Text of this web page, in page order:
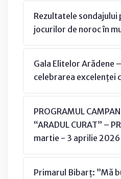
Rezultatele
jocurilor de noroc în
Gala Elitelor Arădene
celebrarea excelenței
PROGRAMUL
“ARADUL CURAT” –
martie - 3 aprilie 2026
Primarul Bibarț: ”Mă